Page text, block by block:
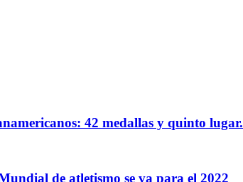
42 medallas y quinto lugar.
de atletismo se va para el 2022